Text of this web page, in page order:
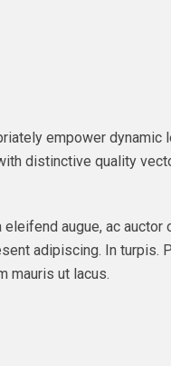
empower
distinctive quality
augue, ac auctor
adipiscing. In turpis.
mauris ut lacus.